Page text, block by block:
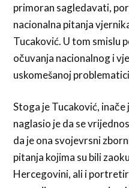
primoran sagledavati,
nacionalna pitanja
Tucaković. U tom smislu
očuvanja nacionalnog i
uskomešanoj
Stoga je Tucaković,
naglasio je da se
da je ona svojevrsni
pitanja kojima su bili
Hercegovini, ali i